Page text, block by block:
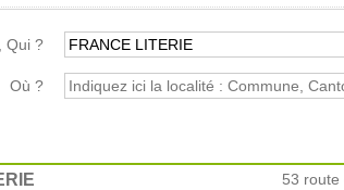
Qui ?
Où ?
53 route